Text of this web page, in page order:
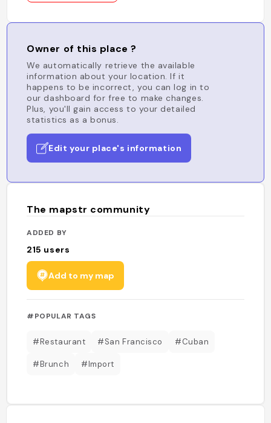
Owner of this place ?
We automatically retrieve the available
information about your location. If it
happens to be incorrect, you can log in to
our dashboard for free to make changes.
Plus, you'll gain access to your detailed
statistics as a bonus.
Edit your place's information
The mapstr community
ADDED BY
215 users
Add to my map
#POPULAR TAGS
#Restaurant #San Francisco #Cuban
#Brunch #Import